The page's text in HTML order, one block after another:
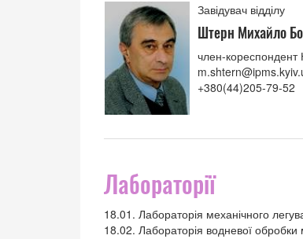
Завідувач відділу
Штерн Михайло
член-кореспондент
+380(44)205-79-52
Лабораторії
18.01. Лабораторія механічного
18.02. Лабораторія водневої обробки